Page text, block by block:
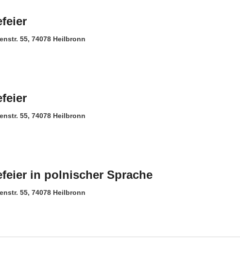
55, 74078 Heilbronn
55, 74078 Heilbronn
in polnischer Sprache
55, 74078 Heilbronn